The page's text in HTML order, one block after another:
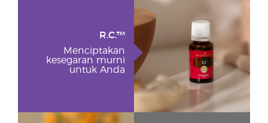
R.C.™
Menciptakan
kesegaran murni
untuk Anda